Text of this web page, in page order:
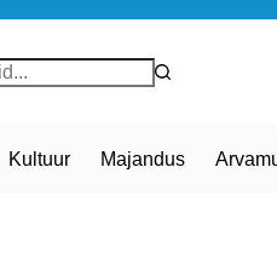
Kultuur Majandus